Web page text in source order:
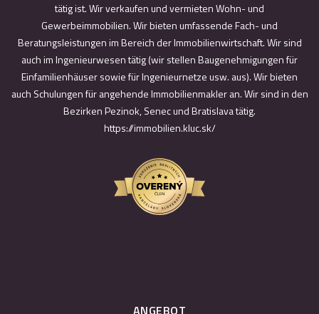
tätig ist. Wir verkaufen und vermieten Wohn- und
Gewerbeimmobilien. Wir bieten umfassende Fach- und
Beratungsleistungen im Bereich der Immobilienwirtschaft. Wir sind
auch im Ingenieurwesen tätig (wir stellen Baugenehmigungen für
Einfamilienhäuser sowie für Ingenieurnetze usw. aus). Wir bieten
auch Schulungen für angehende Immobilienmakler an. Wir sind in den
Bezirken Pezinok, Senec und Bratislava tätig.
https://immobilien.kluc.sk/